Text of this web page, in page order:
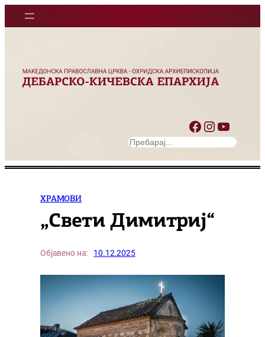
Facebook Instagram YouTube
S
a
ХРАМОВИ
„Свети Димитриј“
Објавено на: 10.12.2025